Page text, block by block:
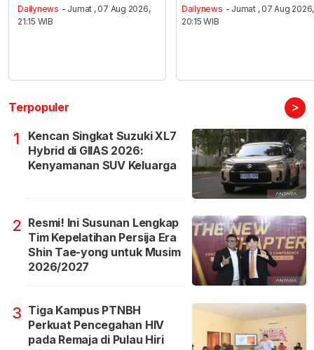
Dailynews - Jumat , 07 Aug 2026,
21:15 WIB
Dailynews - Jumat , 07 Aug 2026,
20:15 WIB
Terpopuler >
1
Kencan Singkat Suzuki XL7
Hybrid di GIIAS 2026:
Kenyamanan SUV Keluarga
2 Resmi! Ini Susunan Lengkap
Tim Kepelatihan Persija Era
Shin Tae-yong untuk Musim
2026/2027
3 Tiga Kampus PTNBH
Perkuat Pencegahan HIV
pada Remaja di Pulau Hiri